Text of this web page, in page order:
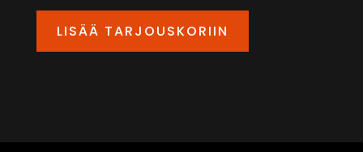
LISÄÄ TARJOUSKORIIN